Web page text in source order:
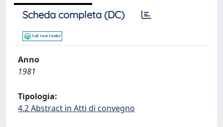
Scheda completa (DC)
Anno
1981
Tipologia:
4.2 Abstract in Atti di convegno